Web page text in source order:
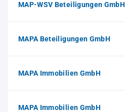
MAP-WSV Beteiligungen GmbH
MAPA Beteiligungen GmbH
MAPA Immobilien GmbH
MAPA Immobilien GmbH